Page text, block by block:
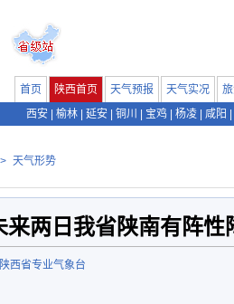
首页 陕西首页 天气预报 天气实况
西安
榆林 延安 铜川 宝鸡 杨凌 咸阳
> 天气形势
来两日我省陕南有阵性
陕西省专业气象台